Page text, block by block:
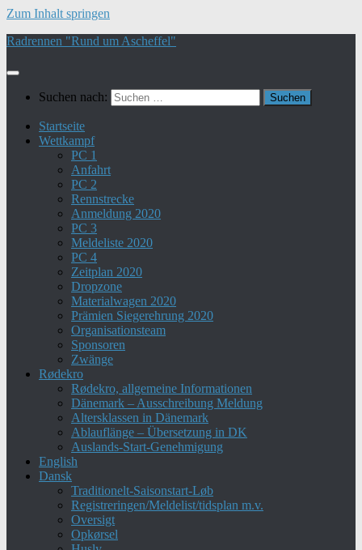
Zum Inhalt springen
Radrennen "Rund um Ascheffel"
Suchen nach:
Startseite
Wettkampf
PC 1
Anfahrt
PC 2
Rennstrecke
Anmeldung 2020
PC 3
Meldeliste 2020
PC 4
Zeitplan 2020
Dropzone
Materialwagen 2020
Prämien Siegerehrung 2020
Organisationsteam
Sponsoren
Zwänge
Rødekro
Rødekro, allgemeine Informationen
Dänemark – Ausschreibung Meldung
Altersklassen in Dänemark
Ablauflänge – Übersetzung in DK
Auslands-Start-Genehmigung
English
Dansk
Traditionelt-Saisonstart-Løb
Registreringen/Meldelist/tidsplan m.v.
Oversigt
Opkørsel